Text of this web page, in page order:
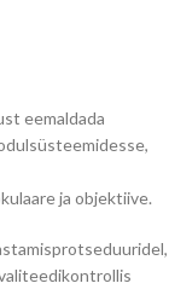
eemaldada
ja objektiive.